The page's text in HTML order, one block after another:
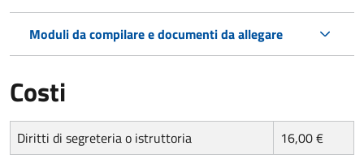
Moduli da compilare e documenti da allegare
Costi
Diritti di segreteria o istruttoria 16,00 €